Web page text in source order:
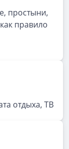
простыни,
правило
отдыха, ТВ